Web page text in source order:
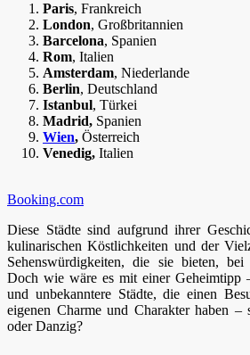
Paris, Frankreich
London, Großbritannien
Barcelona, Spanien
Rom, Italien
Amsterdam, Niederlande
Berlin, Deutschland
Istanbul, Türkei
Madrid, Spanien
Wien, Österreich
Venedig, Italien
Booking.com
Diese Städte sind aufgrund ihrer
kulinarischen Köstlichkeiten und der
Sehenswürdigkeiten, die sie bieten, bei
Doch wie wäre es mit einer Geheimtipp
und unbekanntere Städte, die einen
eigenen Charme und Charakter haben
oder Danzig?